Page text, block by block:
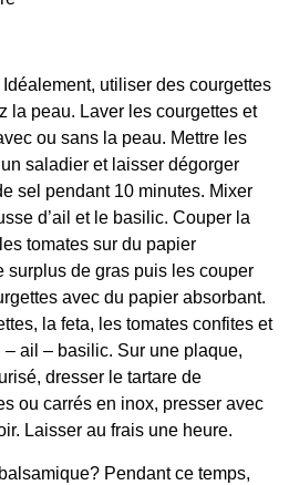
utiliser des courgettes
la peau. Laver les courgettes et
ou sans la peau. Mettre les
saladier et laisser dégorger
sel pendant 10 minutes. Mixer
d’ail et le basilic. Couper la
tomates sur du papier
surplus de gras puis les couper
avec du papier absorbant.
la feta, les tomates confites et
– ail – basilic. Sur une plaque,
dresser le tartare de
ou carrés en inox, presser avec
Laisser au frais une heure.
Pendant ce temps,